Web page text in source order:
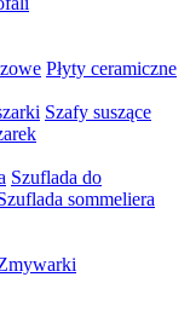
Płyty ceramiczne
Szafy suszące
Szuflada do
sommeliera